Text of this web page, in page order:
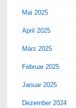
Mai 2025
April 2025
März 2025
Februar 2025
Januar 2025
Dezember 2024